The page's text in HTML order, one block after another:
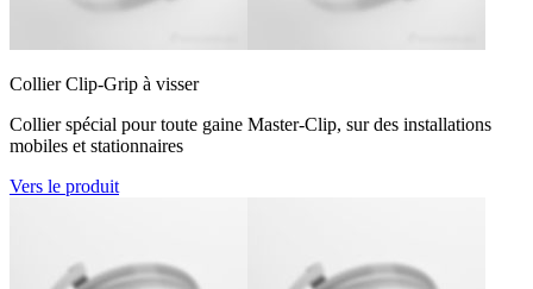
Collier Clip-Grip à visser
Collier spécial pour toute gaine Master-Clip, sur des installations
mobiles et stationnaires
Vers le produit